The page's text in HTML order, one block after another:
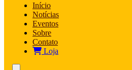
Início
Notícias
Eventos
Sobre
Contato
Loja